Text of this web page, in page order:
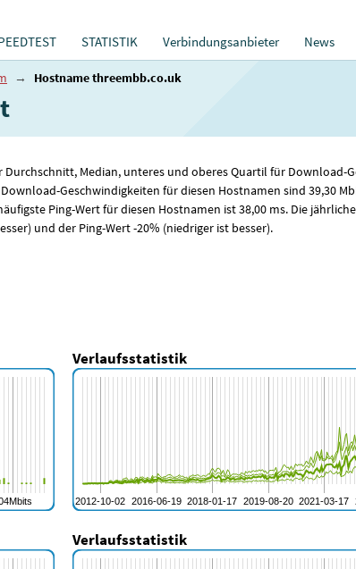
STATISTIK Verbindungsanbieter News
→ Hostname threembb.co.uk
Median, unteres und oberes Quartil für Download-
Geschwindigkeiten für diesen Hostnamen sind 39,30
Ping-Wert für diesen Hostnamen ist 38,00 ms. Die
und der Ping-Wert -20% (niedriger ist besser).
Verlaufsstatistik
Verlaufsstatistik